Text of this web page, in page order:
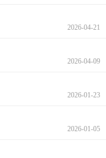
2026-04-21
2026-04-09
2026-01-23
2026-01-05